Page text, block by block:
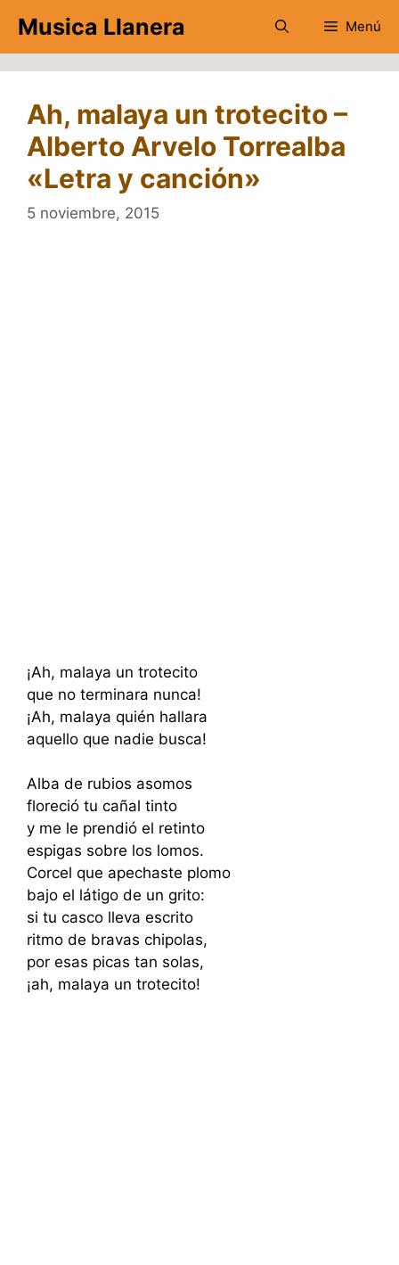
contenido
Musica Llanera Menú
Ah, malaya un trotecito –
Alberto Arvelo Torrealba
«Letra y canción»
5 noviembre, 2015
¡Ah, malaya un trotecito
que no terminara nunca!
¡Ah, malaya quién hallara
aquello que nadie busca!
Alba de rubios asomos
floreció tu cañal tinto
y me le prendió el retinto
espigas sobre los lomos.
Corcel que apechaste plomo
bajo el látigo de un grito:
si tu casco lleva escrito
ritmo de bravas chipolas,
por esas picas tan solas,
¡ah, malaya un trotecito!